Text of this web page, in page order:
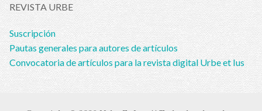
REVISTA URBE
Suscripción
Pautas generales para autores de artículos
Convocatoria de artículos para la revista digital Urbe et Ius